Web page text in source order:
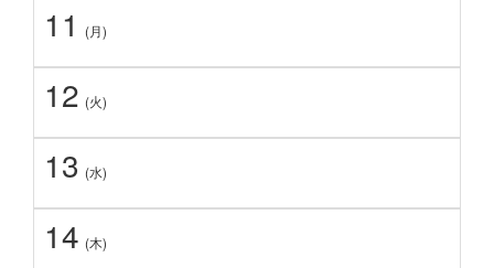
11 (月)
12 (火)
13 (水)
14 (木)